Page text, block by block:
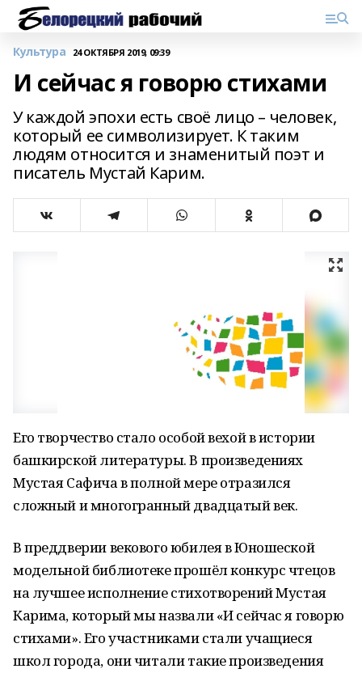
Культура 24 ОКТЯБРЯ 2019, 09:39
И сейчас я говорю стихами
У каждой эпохи есть своё лицо – человек,
который ее символизирует. К таким
людям относится и знаменитый поэт и
писатель Мустай Карим.
Его творчество стало особой вехой в истории
башкирской литературы. В произведениях
Мустая Сафича в полной мере отразился
сложный и многогранный двадцатый век.
В преддверии векового юбилея в Юношеской
модельной библиотеке прошёл конкурс чтецов
на лучшее исполнение стихотворений Мустая
Карима, который мы назвали «И сейчас я говорю
стихами». Его участниками стали учащиеся
школ города, они читали такие произведения